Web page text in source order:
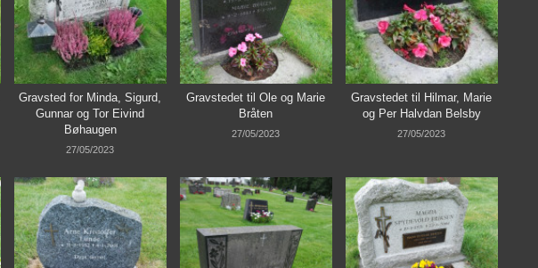
Gravsted for Minda, Sigurd,
Gunnar og Tor Eivind
Bøhaugen
27/05/2023
Gravstedet til Ole og Marie
Bråten
27/05/2023
Gravstedet til Hilmar, Marie
og Per Halvdan Belsby
27/05/2023